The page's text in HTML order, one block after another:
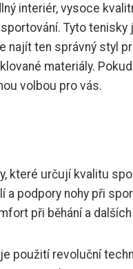
interiér, vysoce
Tyto
najít ten správný styl
materiály.
volbou pro vás.
které určují kvalitu
podpory nohy při
při běhání a
použití revoluční